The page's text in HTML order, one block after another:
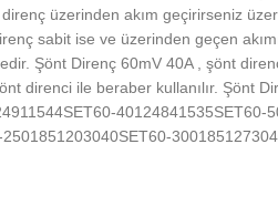
üzerinden akım geçirirseniz
sabit ise ve üzerinden geçen
Şönt Direnç 60mV 40A , şönt
direnci ile beraber kullanılır. Şönt